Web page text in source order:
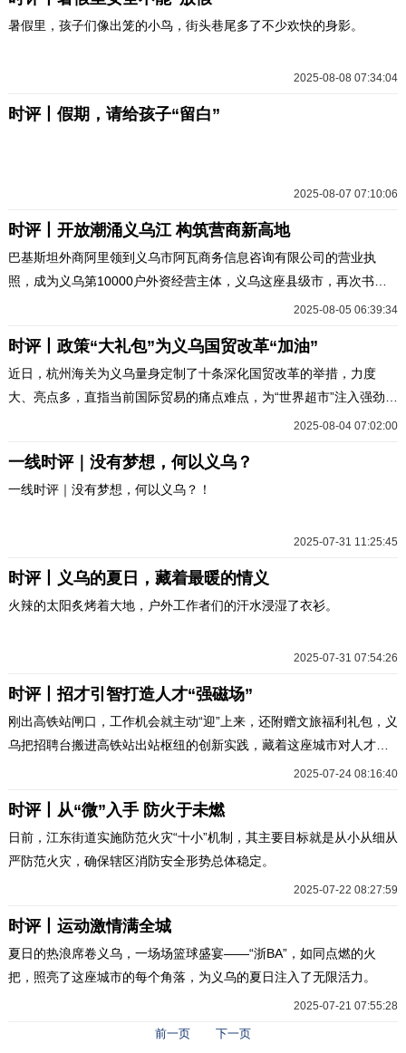
暑假里，孩子们像出笼的小鸟，街头巷尾多了不少欢快的身影。
2025-08-08 07:34:04
时评丨假期，请给孩子“留白”
2025-08-07 07:10:06
时评丨开放潮涌义乌江 构筑营商新高地
巴基斯坦外商阿里领到义乌市阿瓦商务信息咨询有限公司的营业执
照，成为义乌第10000户外资经营主体，义乌这座县级市，再次书写
了开放传奇，成为我国首个外资经营主体破万的县级市，彰显着其
2025-08-05 06:39:34
时评丨政策“大礼包”为义乌国贸改革“加油”
近日，杭州海关为义乌量身定制了十条深化国贸改革的举措，力度
大、亮点多，直指当前国际贸易的痛点难点，为“世界超市”注入强劲新
2025-08-04 07:02:00
一线时评｜没有梦想，何以义乌？
一线时评｜没有梦想，何以义乌？！
2025-07-31 11:25:45
时评丨义乌的夏日，藏着最暖的情义
火辣的太阳炙烤着大地，户外工作者们的汗水浸湿了衣衫。
2025-07-31 07:54:26
时评丨招才引智打造人才“强磁场”
刚出高铁站闸口，工作机会就主动“迎”上来，还附赠文旅福利礼包，义
乌把招聘台搬进高铁站出站枢纽的创新实践，藏着这座城市对人才最
2025-07-24 08:16:40
时评丨从“微”入手 防火于未燃
日前，江东街道实施防范火灾“十小”机制，其主要目标就是从小从细从
严防范火灾，确保辖区消防安全形势总体稳定。
2025-07-22 08:27:59
时评丨运动激情满全城
夏日的热浪席卷义乌，一场场篮球盛宴——“浙BA”，如同点燃的火
把，照亮了这座城市的每个角落，为义乌的夏日注入了无限活力。
2025-07-21 07:55:28
前一页 下一页